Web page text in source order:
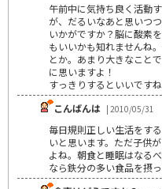
午前中に気持ち良く活動
が、だるいなあと思いつ
いかがですか？脳に酸素
もいいかも知れませんね
とか。あまり大きなこと
に思いますよ！
すっきりするといいです
こんばんは | 2010/05/31
毎日規則正しい生活をす
いと思います。ただ子供
よね。朝食と睡眠はなる
なら鉄分の多い食品を摂